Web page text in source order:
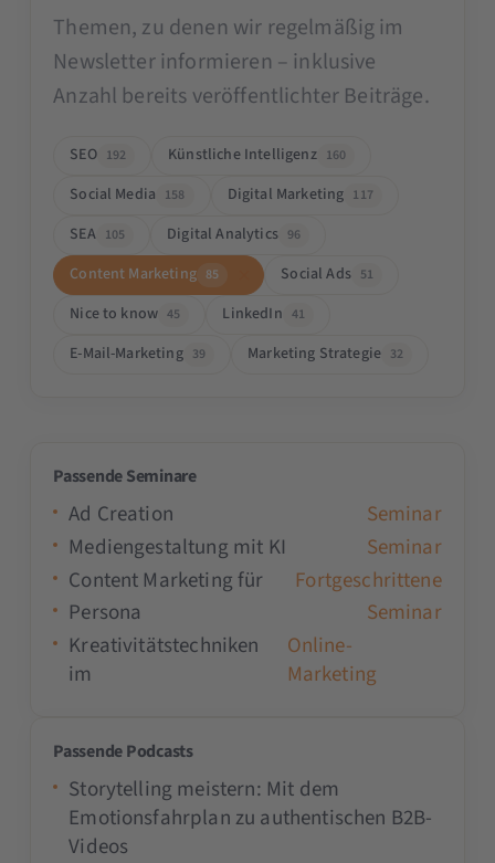
Themen, zu denen wir regelmäßig im
Newsletter informieren – inklusive
Anzahl bereits veröffentlichter Beiträge.
SEO 192 Künstliche Intelligenz 160
Social Media 158 Digital Marketing 117
SEA 105 Digital Analytics 96
Content Marketing 85 Social Ads 51
Nice to know 45 LinkedIn 41
E-Mail-Marketing 39 Marketing Strategie 32
Passende Seminare
Ad Creation
Seminar
Mediengestaltung mit KI
Seminar
Content Marketing für
Fortgeschrittene
Persona
Seminar
Kreativitätstechniken
im
Online-
Marketing
Passende Podcasts
Storytelling meistern: Mit dem
Emotionsfahrplan zu authentischen B2B-
Videos